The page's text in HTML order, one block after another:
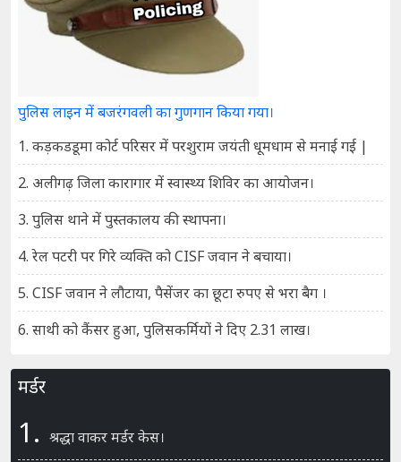
पुलिस लाइन में बजरंगवली का गुणगान किया गया।
1. कड़कडडूमा कोर्ट परिसर में परशुराम जयंती धूमधाम से मनाई गई |
2. अलीगढ़ जिला कारागार में स्वास्थ्य शिविर का आयोजन।
3. पुलिस थाने में पुस्तकालय की स्थापना।
4. रेल पटरी पर गिरे व्यक्ति को CISF जवान ने बचाया।
5. CISF जवान ने लौटाया, पैसेंजर का छूटा रुपए से भरा बैग ।
6. साथी को कैंसर हुआ, पुलिसकर्मियों ने दिए 2.31 लाख।
मर्डर
1. श्रद्धा वाकर मर्डर केस।